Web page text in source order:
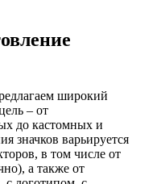
широкий
– от
до кастомных и
значков варьируется
в том числе от
а также от